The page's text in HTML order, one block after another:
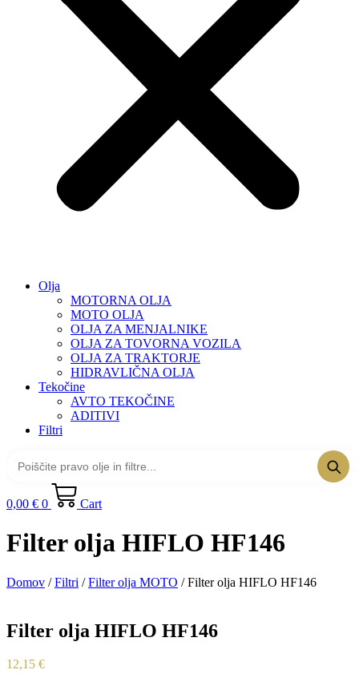
Olja
MOTORNA OLJA
MOTO OLJA
OLJA ZA MENJALNIKE
OLJA ZA TOVORNA VOZILA
OLJA ZA TRAKTORJE
HIDRAVLIČNA OLJA
Tekočine
AVTO TEKOČINE
ADITIVI
Filtri
0,00 € 0 Cart
Filter olja HIFLO HF146
Domov /Filtri /Filter olja MOTO / Filter olja HIFLO HF146
Filter olja HIFLO HF146
12,15 €